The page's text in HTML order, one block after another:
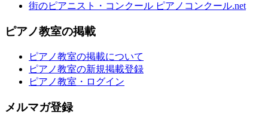
街のピアニスト・コンクール ピアノコンクール.net
ピアノ教室の掲載
ピアノ教室の掲載について
ピアノ教室の新規掲載登録
ピアノ教室・ログイン
メルマガ登録